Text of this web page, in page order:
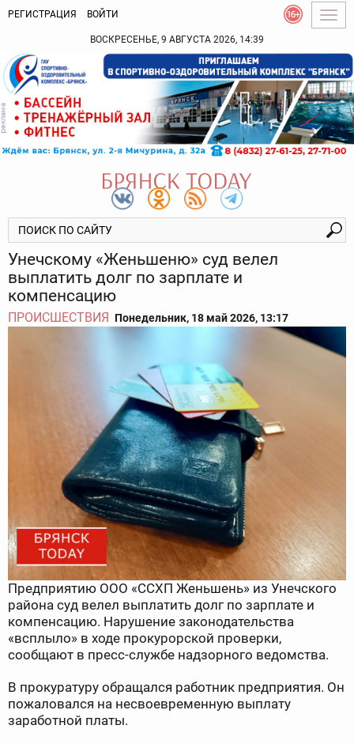
РЕГИСТРАЦИЯ ВОЙТИ
ВОСКРЕСЕНЬЕ, 9 АВГУСТА 2026, 14:39
Унечскому «Женьшеню» суд велел
выплатить долг по зарплате и
компенсацию
ПРОИСШЕСТВИЯ Понедельник, 18 май 2026, 13:17
Предприятию ООО «ССХП Женьшень» из Унечского
района суд велел выплатить долг по зарплате и
компенсацию. Нарушение законодательства
«всплыло» в ходе прокурорской проверки,
сообщают в пресс-службе надзорного ведомства.
В прокуратуру обращался работник предприятия. Он
пожаловался на несвоевременную выплату
заработной платы.